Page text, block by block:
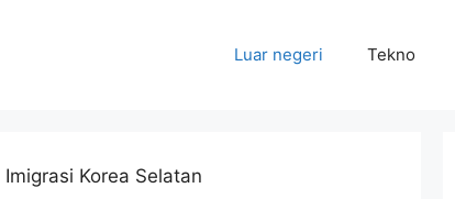
Luar negeri Tekno